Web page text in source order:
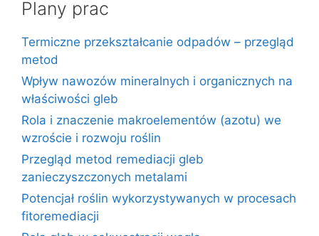
Plany prac
Termiczne przekształcanie odpadów – przegląd
metod
Wpływ nawozów mineralnych i organicznych na
właściwości gleb
Rola i znaczenie makroelementów (azotu) we
wzroście i rozwoju roślin
Przegląd metod remediacji gleb
zanieczyszczonych metalami
Potencjał roślin wykorzystywanych w procesach
fitoremediacji